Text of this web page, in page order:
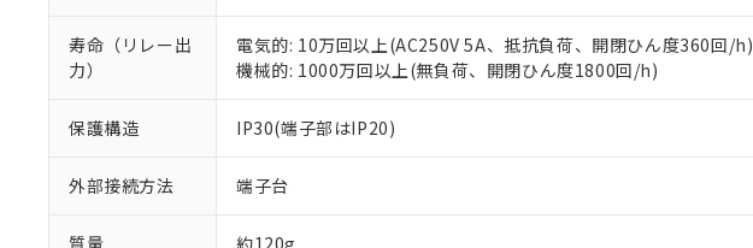
寿命（リレー出
力）
電気的: 10万回以上(AC250V 5A、抵抗負荷、開閉ひん度360回/h)
機械的: 1000万回以上(無負荷、開閉ひん度1800回/h)
保護構造 IP30(端子部はIP20)
外部接続方法 端子台
質量 約120g